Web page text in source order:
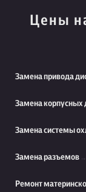
Цены
Замена привода
Замена корпусных
Замена системы
Замена разъемов
Ремонт